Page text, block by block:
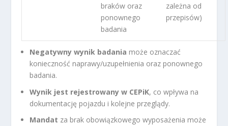
braków oraz
ponownego
badania
zależna od
przepisów)
Negatywny wynik badania może oznaczać
konieczność naprawy/uzupełnienia oraz ponownego
badania.
Wynik jest rejestrowany w CEPiK, co wpływa na
dokumentację pojazdu i kolejne przeglądy.
Mandat za brak obowiązkowego wyposażenia może